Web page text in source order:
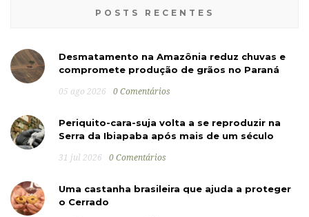
POSTS RECENTES
Desmatamento na Amazônia reduz chuvas e
compromete produção de grãos no Paraná
05 ago 2026 0 Comentários
Periquito-cara-suja volta a se reproduzir na
Serra da Ibiapaba após mais de um século
31 jul 2026 0 Comentários
Uma castanha brasileira que ajuda a proteger
o Cerrado